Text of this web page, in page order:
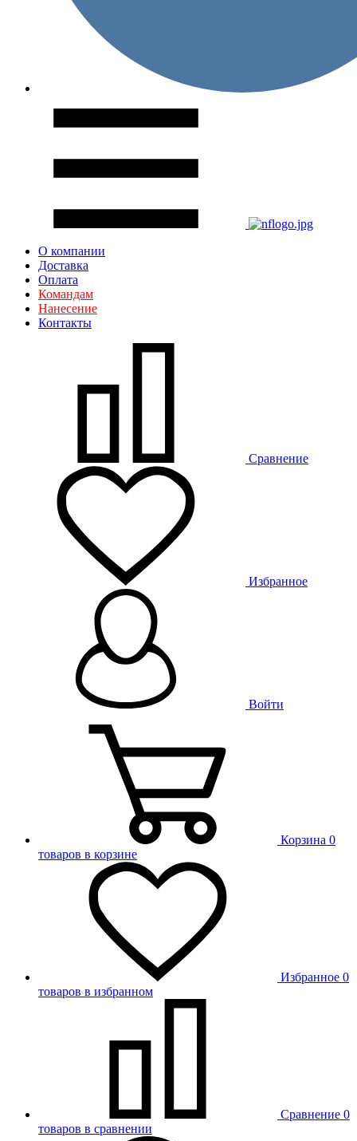
О компании
Доставка
Оплата
Командам
Нанесение
Контакты
Сравнение
Избранное
Войти
Корзина 0
товаров в корзине
Избранное 0
товаров в избранном
Сравнение 0
товаров в сравнении